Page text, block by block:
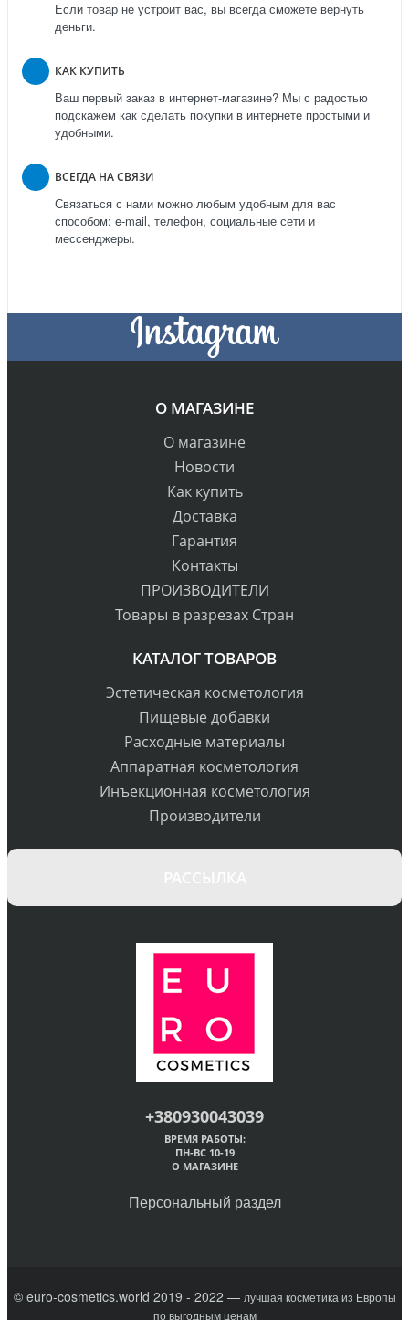
Если товар не устроит вас, вы всегда сможете вернуть
деньги.
КАК КУПИТЬ
Ваш первый заказ в интернет-магазине? Мы с радостью
подскажем как сделать покупки в интернете простыми и
удобными.
ВСЕГДА НА СВЯЗИ
Связаться с нами можно любым удобным для вас
способом: e-mail, телефон, социальные сети и
мессенджеры.
О МАГАЗИНЕ
О магазине
Новости
Как купить
Доставка
Гарантия
Контакты
ПРОИЗВОДИТЕЛИ
Товары в разрезах Стран
КАТАЛОГ ТОВАРОВ
Эстетическая косметология
Пищевые добавки
Расходные материалы
Аппаратная косметология
Инъекционная косметология
Производители
+380930043039
ВРЕМЯ РАБОТЫ:
ПН-ВС 10-19
О МАГАЗИНЕ
Персональный раздел
© euro-cosmetics.world 2019 - 2022 — лучшая косметика из Европы
по выгодным ценам